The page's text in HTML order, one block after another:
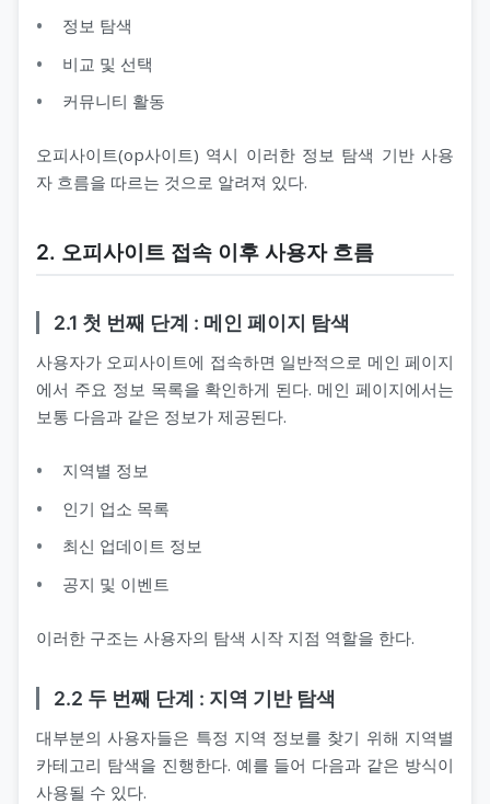
정보 탐색
비교 및 선택
커뮤니티 활동
오피사이트(op사이트) 역시 이러한 정보 탐색 기반 사용
자 흐름을 따르는 것으로 알려져 있다.
2. 오피사이트 접속 이후 사용자 흐름
2.1 첫 번째 단계 : 메인 페이지 탐색
사용자가 오피사이트에 접속하면 일반적으로 메인 페이지
에서 주요 정보 목록을 확인하게 된다. 메인 페이지에서는
보통 다음과 같은 정보가 제공된다.
지역별 정보
인기 업소 목록
최신 업데이트 정보
공지 및 이벤트
이러한 구조는 사용자의 탐색 시작 지점 역할을 한다.
2.2 두 번째 단계 : 지역 기반 탐색
대부분의 사용자들은 특정 지역 정보를 찾기 위해 지역별
카테고리 탐색을 진행한다. 예를 들어 다음과 같은 방식이
사용될 수 있다.